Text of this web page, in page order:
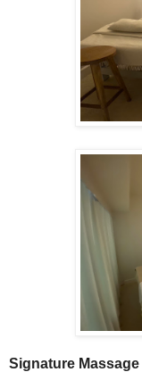
Signature Massage